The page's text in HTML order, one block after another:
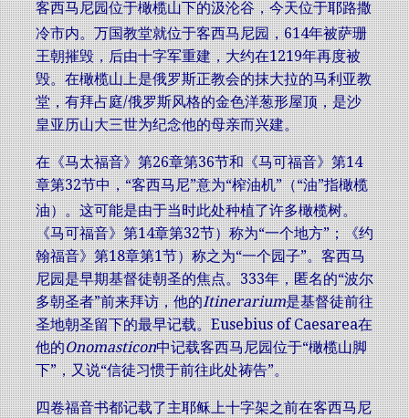
客西马尼园位于橄榄山下的汲沦谷，今天位于耶路撒
冷市内。万国教堂就位于客西马尼园，614年被萨珊
王朝摧毁，后由十字军重建，大约在1219年再度被
毁。在橄榄山上是俄罗斯正教会的抹大拉的马利亚教
堂，有拜占庭/俄罗斯风格的金色洋葱形屋顶，是沙
皇亚历山大三世为纪念他的母亲而兴建。
在《马太福音》第26章第36节和《马可福音》第14
章第32节中，“客西马尼”意为“榨油机”（“油”指橄榄
油）。这可能是由于当时此处种植了许多橄榄树。
《马可福音》第14章第32节）称为“一个地方”；《约
翰福音》第18章第1节）称之为“一个园子”。客西马
尼园是早期基督徒朝圣的焦点。333年，匿名的“波尔
多朝圣者”前来拜访，他的Itinerarium是基督徒前往
圣地朝圣留下的最早记载。Eusebius of Caesarea在
他的Onomasticon中记载客西马尼园位于“橄榄山脚
下”，又说“信徒习惯于前往此处祷告”。
四卷福音书都记载了主耶稣上十字架之前在客西马尼